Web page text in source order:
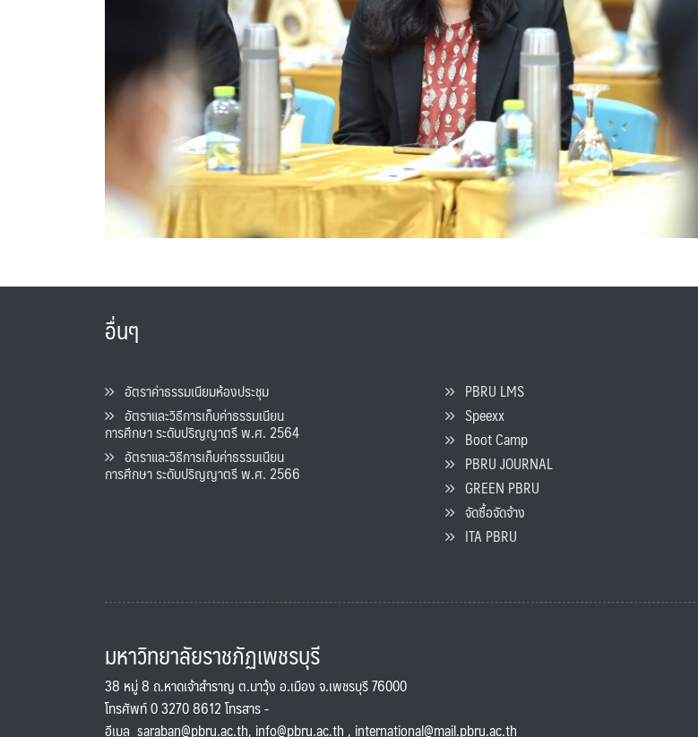
อื่นๆ
อัตราค่าธรรมเนียมห้องประชุม
อัตราและวิธีการเก็บค่าธรรมเนียน
การศึกษา ระดับปริญญาตรี พ.ศ. 2564
อัตราและวิธีการเก็บค่าธรรมเนียน
การศึกษา ระดับปริญญาตรี พ.ศ. 2566
PBRU LMS
Speexx
Boot Camp
PBRU JOURNAL
GREEN PBRU
จัดซื้อจัดจ้าง
ITA PBRU
มหาวิทยาลัยราชภัฏเพชรบุรี
38 หมู่ 8 ถ.หาดเจ้าสำราญ ต.นาวุ้ง อ.เมือง จ.เพชรบุรี 76000
โทรศัพท์ 0 3270 8612 โทรสาร -
อีเมล saraban@pbru.ac.th, info@pbru.ac.th, international@mail.pbru.ac.th